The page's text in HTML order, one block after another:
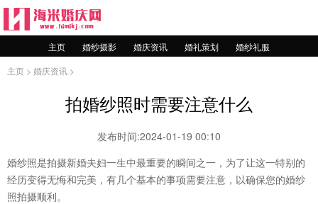
主页 婚纱摄影 婚庆资讯 婚礼策划
婚纱礼服
主页 > 婚庆资讯 >
拍婚纱照时需要注意什么
发布时间:2024-01-19 00:10
婚纱照是拍摄新婚夫妇一生中最重要的瞬间之一，为了让这一特别的
经历变得无悔和完美，有几个基本的事项需要注意，以确保您的婚纱
照拍摄顺利。